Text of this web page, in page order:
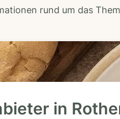
rund um das
in